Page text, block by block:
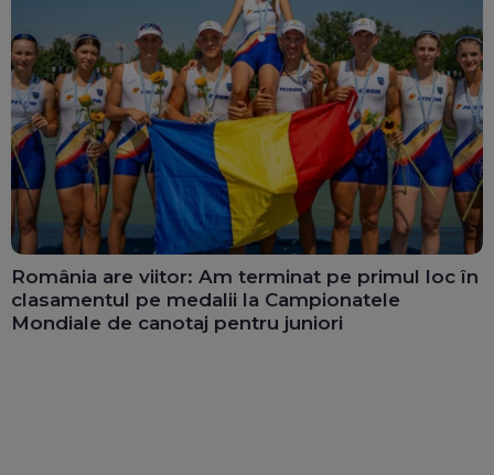
România are viitor: Am terminat pe primul loc în
clasamentul pe medalii la Campionatele
Mondiale de canotaj pentru juniori